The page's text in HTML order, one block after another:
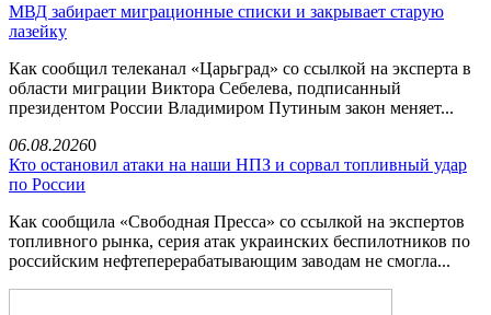
МВД забирает миграционные списки и закрывает старую
лазейку
Как сообщил телеканал «Царьград» со ссылкой на эксперта в
области миграции Виктора Себелева, подписанный
президентом России Владимиром Путиным закон меняет...
06.08.20260
Кто остановил атаки на наши НПЗ и сорвал топливный удар
по России
Как сообщила «Свободная Пресса» со ссылкой на экспертов
топливного рынка, серия атак украинских беспилотников по
российским нефтеперерабатывающим заводам не смогла...